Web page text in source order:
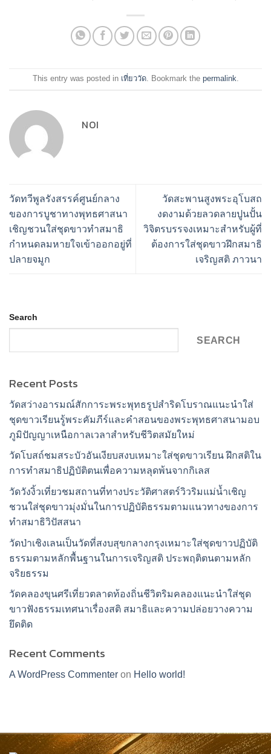
This entry was posted in เที่ยววัด. Bookmark the permalink.
NOI
วัดทวีพูลรังสรรค์ศูนย์กลาง
ของการบูชาทางพุทธศาสนา
เชิญชวนใส่ชุดขาวทำสมาธิ
กำหนดลมหายใจเข้าออกอยู่ที่
ปลายจมูก
วัดสะพานสูงพระอุโบสถ
งดงามด้วยลวดลายปูนปั้น
วิจิตรบรรจงเหมาะสำหรับผู้ที่
ต้องการใส่ชุดขาวฝึกสมาธิ
เจริญสติ ภาวนา
Search
SEARCH
Recent Posts
วัดสว่างอารมณ์สักการะพระพุทธรูปสำริดโบราณแนะนำใส่
ชุดขาวเรียนรู้พระคัมภีร์และคำสอนของพระพุทธศาสนามอบ
ภูมิปัญญาเหนือกาลเวลาสำหรับชีวิตสมัยใหม่
วัดโบสถ์ชมสระบัวอันเงียบสงบเหมาะใส่ชุดขาวเรียน ฝึกสติใน
การทำสมาธิปฏิบัติตนเพื่อความหลุดพ้นจากกิเลส
วัดวังงิ้วเที่ยวชมสถานที่ทางประวัติศาสตร์วิวริมแม่น้ำเชิญ
ชวนใส่ชุดขาวมุ่งมั่นในการปฏิบัติธรรมตามแนวทางของการ
ทำสมาธิวิปัสสนา
วัดป่าเชิงเลนเป็นวัดที่สงบสุขกลางกรุงเหมาะใส่ชุดขาวปฏิบัติ
ธรรมตามหลักพื้นฐานในการเจริญสติ ประพฤติตนตามหลัก
จริยธรรม
วัดคลองขุนศรีเที่ยวตลาดท้องถิ่นชีวิตริมคลองแนะนำใส่ชุด
ขาวฟังธรรมเทศนาเรื่องสติ สมาธิและความปล่อยวางความ
ยึดติด
Recent Comments
A WordPress Commenter on Hello world!